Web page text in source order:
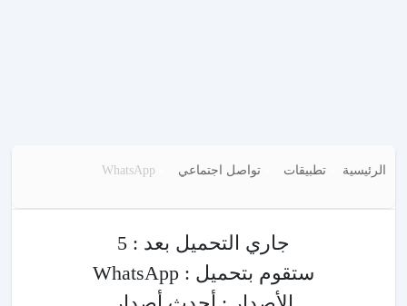
الرئيسية تطبيقات تواصل اجتماعي WhatsApp
جاري التحميل بعد : 5
ستقوم بتحميل : WhatsApp